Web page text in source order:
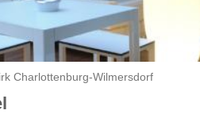
Charlottenburg-Wilmersdorf